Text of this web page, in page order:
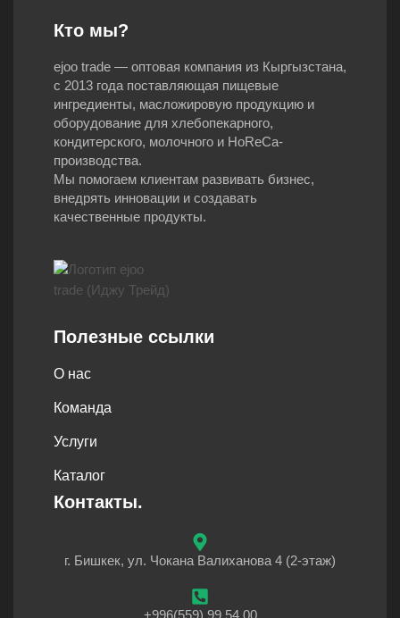
Кто мы?
ejoo trade — оптовая компания из Кыргызстана,
с 2013 года поставляющая пищевые
ингредиенты, масложировую продукцию и
оборудование для хлебопекарного,
кондитерского, молочного и HoReCa-
производства.
Мы помогаем клиентам развивать бизнес,
внедрять инновации и создавать
качественные продукты.
Полезные ссылки
О нас
Команда
Услуги
Каталог
Контакты.
г. Бишкек, ул. Чокана Валиханова 4 (2-этаж)